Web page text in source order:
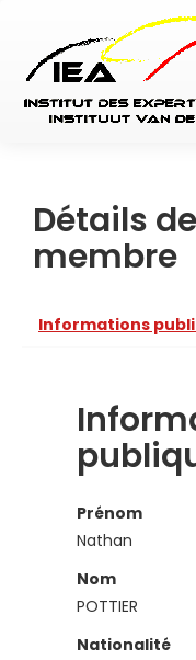
Détails de
membre
Informations
Prénom
Nathan
Nom
POTTIER
Nationalité